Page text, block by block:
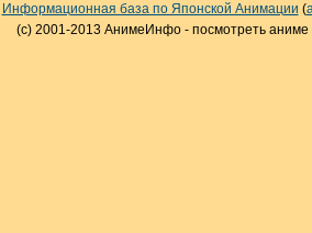
Информационная база по Японской Анимации (
(c) 2001-2013 АнимеИнфо - посмотреть аниме